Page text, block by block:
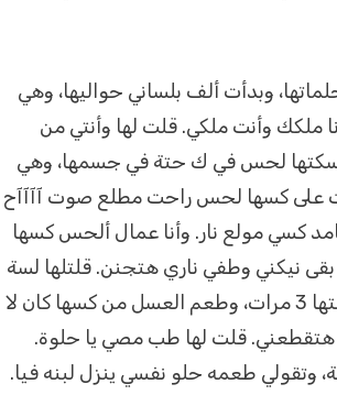
وبدأت ألف بلساني حواليها، وهي
ملكك وأنت ملكي. قلت لها وأنتي من
ومسكتها لحس في ك حتة في جسمها، وهي
على كسها لحس راحت مطلع صوت آآآآح
كسي مولع نار. وأنا عمال ألحس كسها
نيكني وطفي ناري هتجنن. قلتلها لسة
بدري قوي. وأنا عمال ألحس في جسها جابت رعشتها 3 مرات، وطعم العسل من كسها كان لا
قلت لها طب مصي يا حلوة.
وتقولي طعمه حلو نفسي ينزل لبنه فيا.